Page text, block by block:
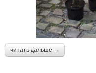
читать дальше →